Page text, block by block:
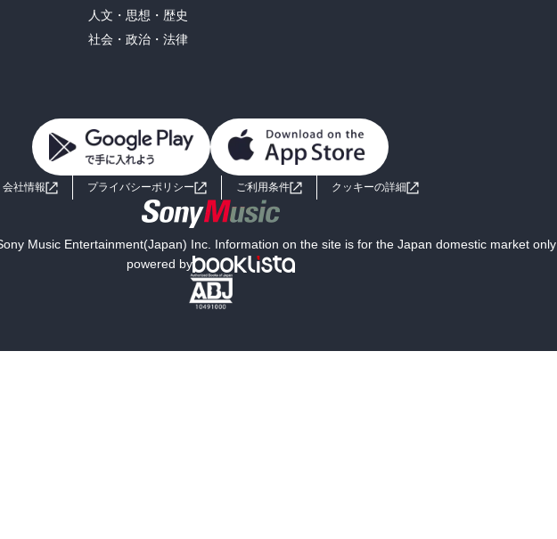
人文・思想・歴史
社会・政治・法律
会社情報 プライバシーポリシー ご利用条件 クッキーの詳細
Music Entertainment(Japan) Inc. Information on the site is for the Japan domestic market only
powered by